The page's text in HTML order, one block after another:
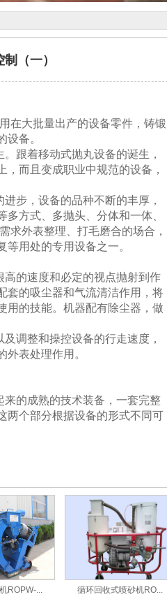
（一）
在大批量出产的设备零件，铸锻
备。
跟着移动式抛丸设备的诞生，
而且变成职业中规范的设备，
步，设备的品种不断的丰厚，
方式、多抛头、分体和一体、
求外表整理、打毛磨合的场合，
用处的专用设备之一。
的速度和必定的视点抛射到作
套的吸尘器和气流清洁作用，将
用的技能。机器配有除尘器，做
调整和操控设备的行走速度，
表处理作用。
的成熟的技术装备，一套完整
两个部分根据设备的形式不同可
ROPW-... 循环回收式喷砂机RO...